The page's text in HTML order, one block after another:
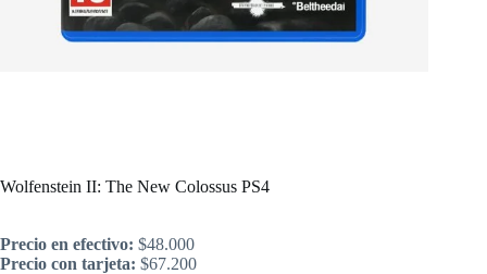
Wolfenstein II: The New Colossus PS4
Precio en efectivo: $48.000
Precio con tarjeta: $67.200